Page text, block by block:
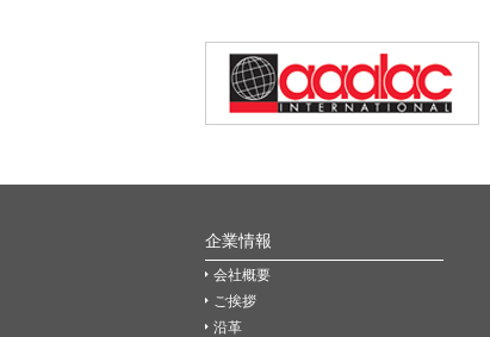
企業情報
会社概要
ご挨拶
沿革